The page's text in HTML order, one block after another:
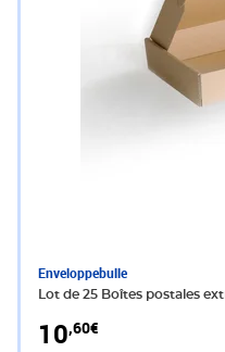
Enveloppebulle
Lot de 25 Boîtes postales
10,60€